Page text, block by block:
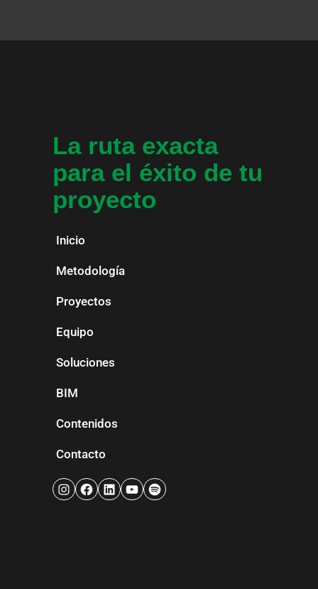
La ruta exacta
para el éxito de tu
proyecto
Inicio
Metodología
Proyectos
Equipo
Soluciones
BIM
Contenidos
Contacto